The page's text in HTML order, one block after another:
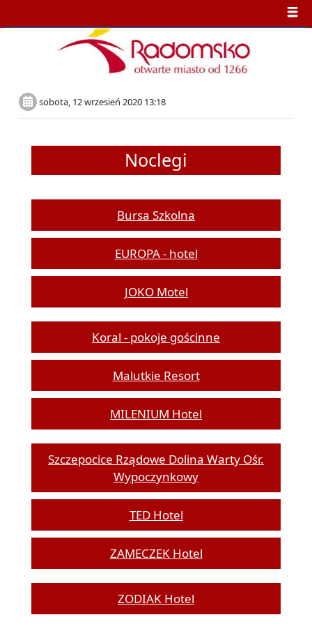
sobota, 12 wrzesień 2020 13:18
Noclegi
Bursa Szkolna
EUROPA - hotel
JOKO Motel
Koral - pokoje gościnne
Malutkie Resort
MILENIUM Hotel
Szczepocice Rządowe Dolina Warty Ośr.
Wypoczynkowy
TED Hotel
ZAMECZEK Hotel
ZODIAK Hotel